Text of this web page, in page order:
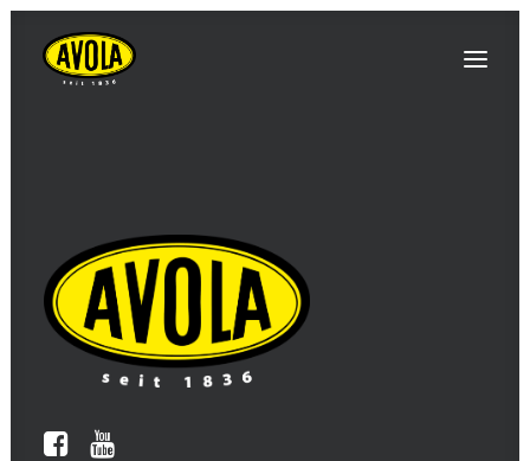
ІННОВАЦІЇ / НОВИНИ
ПОДІЇ / ЯРМАРКИ
ПРОДУКТИ
КОНТАКТИ ТА ВКАЗІВКИ